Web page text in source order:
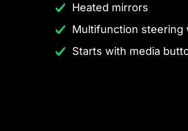
Heated mirrors
Multifunction steering
Starts with media